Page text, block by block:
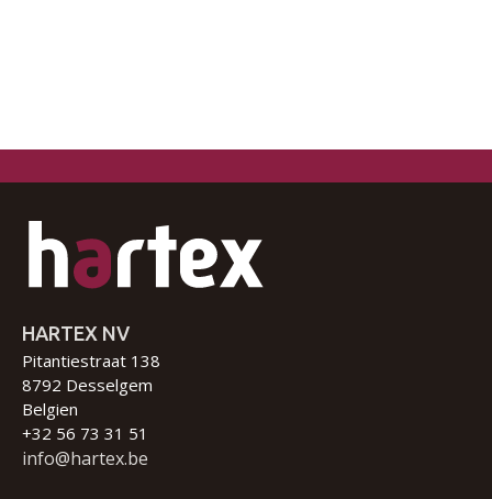
HARTEX NV
Pitantiestraat 138
8792 Desselgem
Belgien
+32 56 73 31 51
info@hartex.be